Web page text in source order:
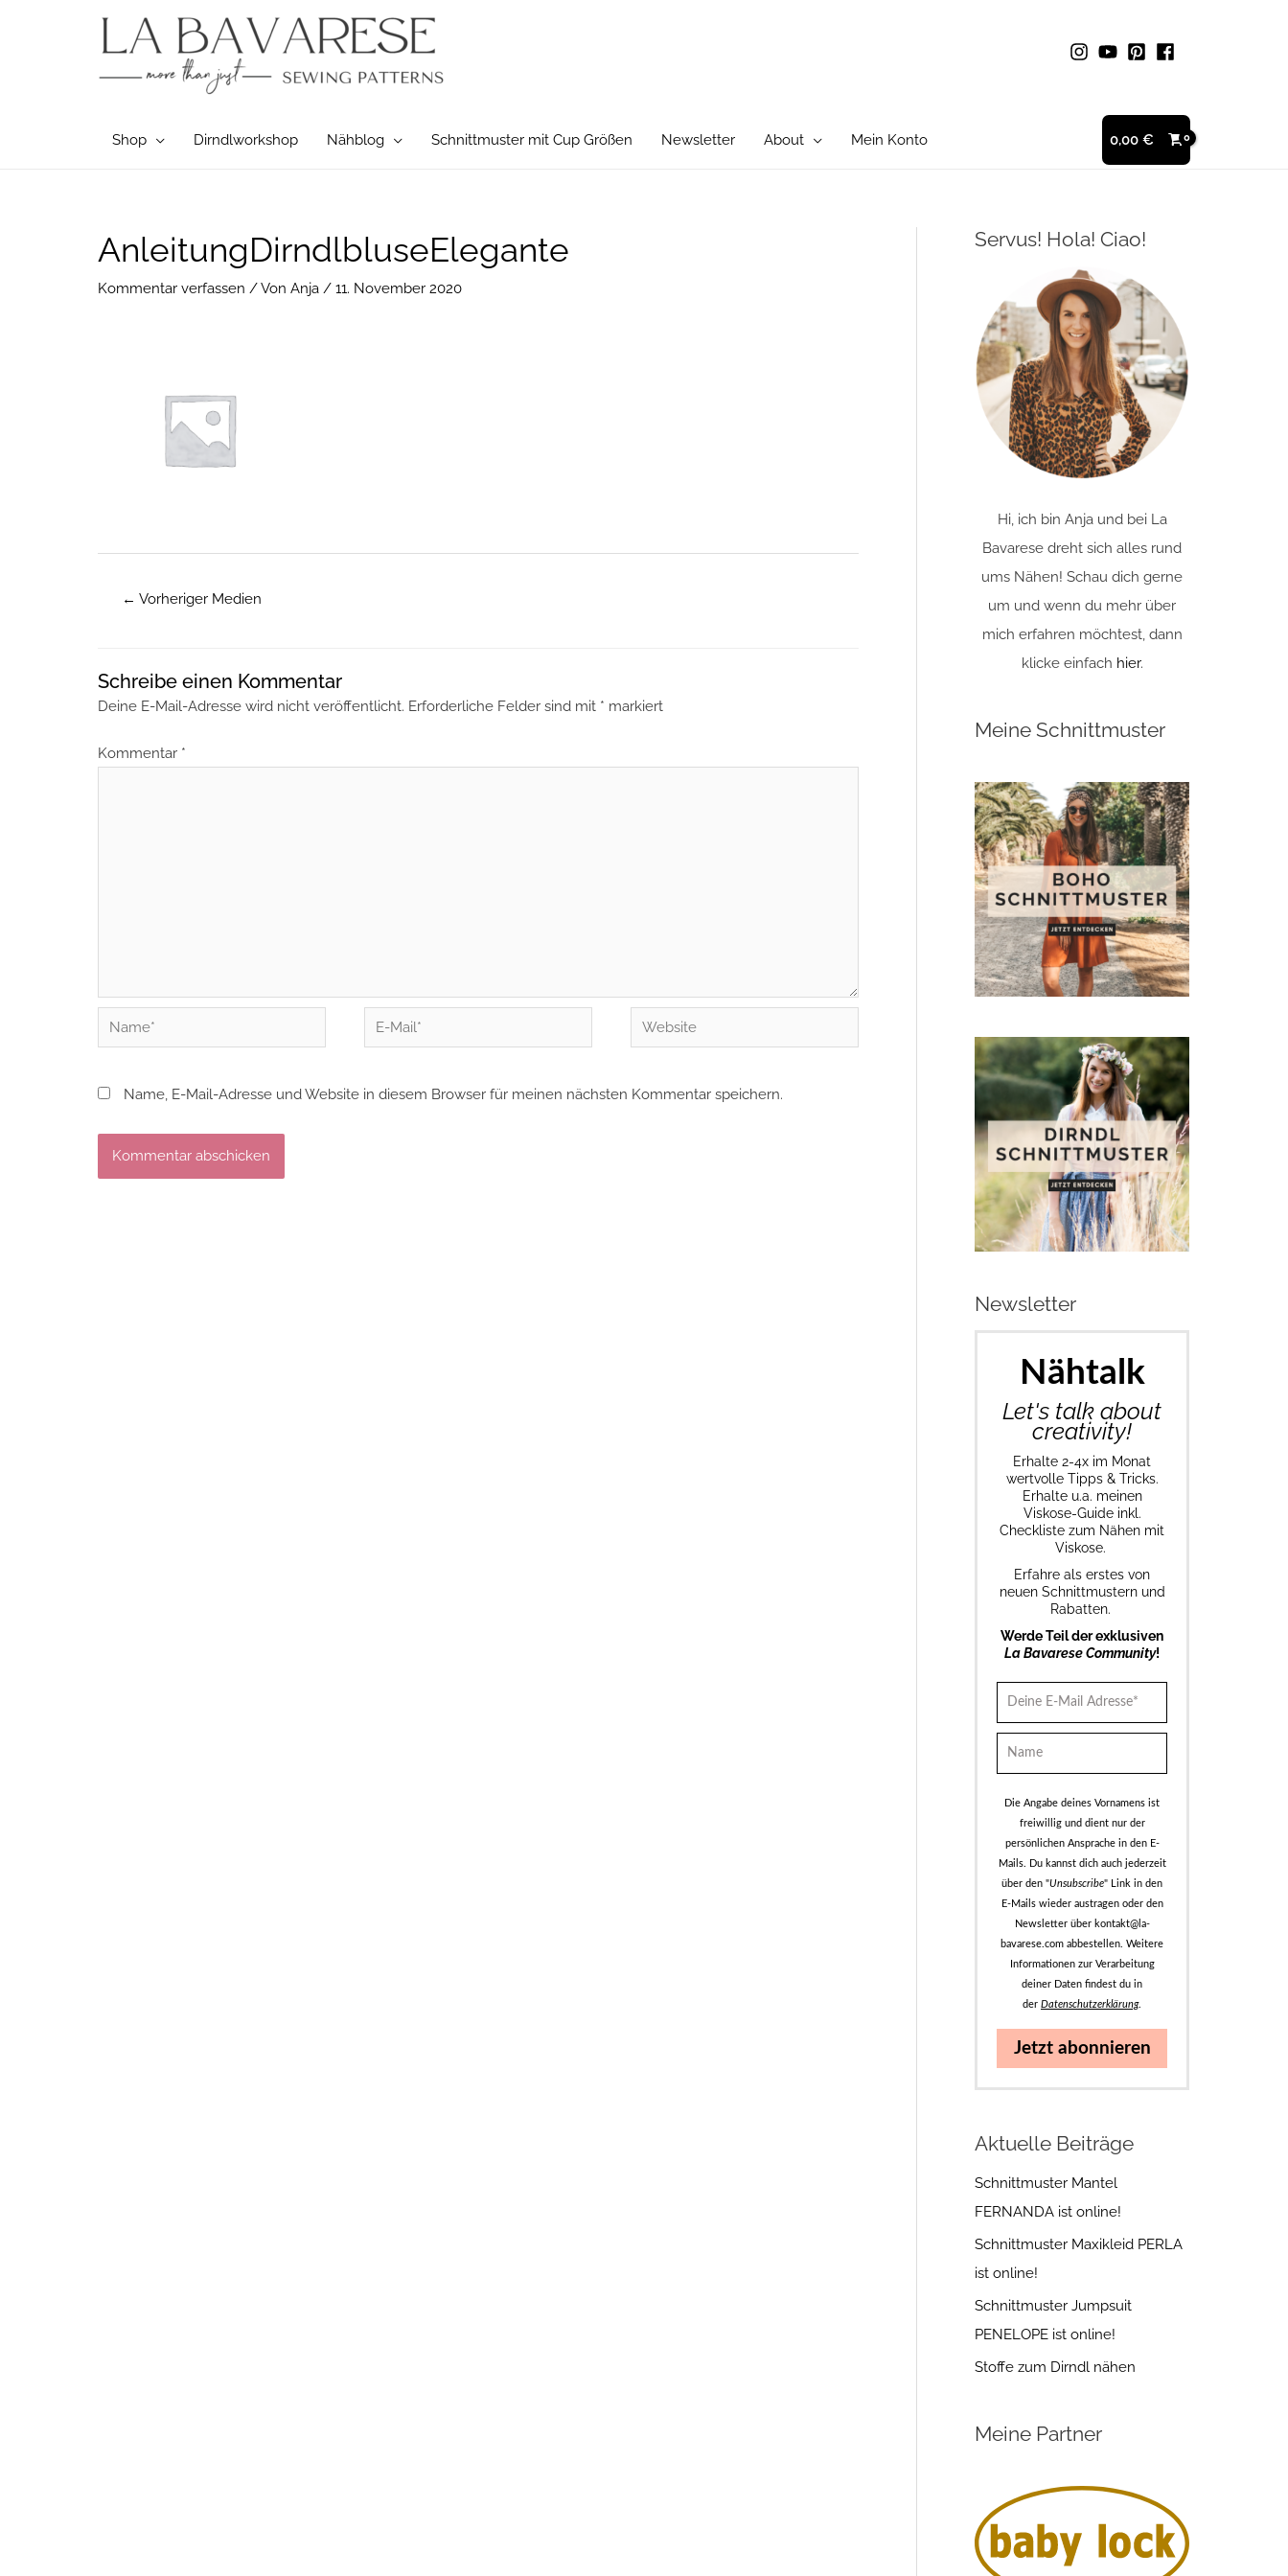
Shop Dirndlworkshop Nähblog Schnittmuster mit Cup Größen Newsletter About Mein Konto 0,00 €
AnleitungDirndlbluseElegante
Kommentar verfassen / Von Anja / 11. November 2020
Post
navigation
← Vorheriger Medien
Schreibe einen Kommentar
Deine E-Mail-Adresse wird nicht veröffentlicht. Erforderliche Felder sind mit * markiert
Kommentar *
Name*
E-
Mail*
Website
Name, E-Mail-Adresse und Website in diesem Browser für meinen nächsten Kommentar speichern.
Servus! Hola! Ciao!
Hi, ich bin Anja und bei La
Bavarese dreht sich alles rund
ums Nähen! Schau dich gerne
um und wenn du mehr über
mich erfahren möchtest, dann
klicke einfach hier.
Meine Schnittmuster
Newsletter
Nähtalk
Let's talk about
creativity!
Erhalte 2-4x im Monat
wertvolle Tipps & Tricks.
Erhalte u.a. meinen
Viskose-Guide inkl.
Checkliste zum Nähen mit
Viskose.
Erfahre als erstes von
neuen Schnittmustern und
Rabatten.
Werde Teil der exklusiven
La Bavarese Community!
Die Angabe deines Vornamens ist
freiwillig und dient nur der
persönlichen Ansprache in den E-
Mails. Du kannst dich auch jederzeit
über den "Unsubscribe" Link in den
E-Mails wieder austragen oder den
Newsletter über kontakt@la-
bavarese.com abbestellen. Weitere
Informationen zur Verarbeitung
deiner Daten findest du in
der Datenschutzerklärung.
Jetzt abonnieren
Aktuelle Beiträge
Schnittmuster Mantel
FERNANDA ist online!
Schnittmuster Maxikleid PERLA
ist online!
Schnittmuster Jumpsuit
PENELOPE ist online!
Stoffe zum Dirndl nähen
Meine Partner